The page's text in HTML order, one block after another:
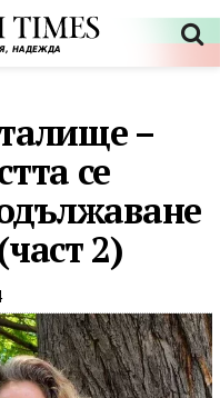
–
се
2)